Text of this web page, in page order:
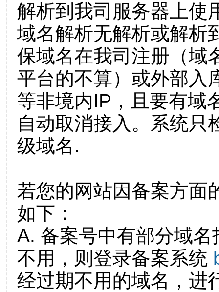
解析到我司服务器上使
域名解析无解析或解析
保域名在我司注册（域
平台的不算）或外部入
等非境内IP，且要有域
自动取消接入。系统只
级域名.
若您的网站因备案方面
如下：
A. 备案号中有部分域
不用，则登录备案系统
经过期不用的域名，进